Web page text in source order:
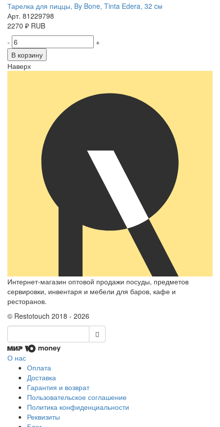
Тарелка для пиццы, By Bone, Tinta Edera, 32 cм
Арт. 81229798
2270 ₽ RUB
-
+
В корзину
Наверх
Интернет-магазин оптовой продажи посуды, предметов
сервировки, инвентаря и мебели для баров, кафе и
ресторанов.
© Restotouch 2018 - 2026
О нас
Оплата
Доставка
Гарантия и возврат
Пользовательское соглашение
Политика конфиденциальности
Реквизиты